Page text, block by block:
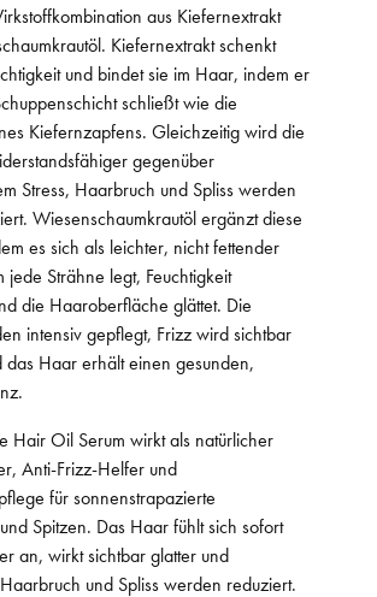
aus Kiefernextrakt
Kiefernextrakt schenkt
und bindet sie im Haar, indem er
schließt wie die
Kiefernzapfens. Gleichzeitig wird die
gegenüber
Stress, Haarbruch und Spliss werden
Wiesenschaumkrautöl ergänzt diese
es sich als leichter, nicht fettender
jede Strähne legt, Feuchtigkeit
die Haaroberfläche glättet. Die
intensiv gepflegt, Frizz wird sichtbar
das Haar erhält einen gesunden,
Hair Oil Serum wirkt als natürlicher
Anti-Frizz-Helfer und
für sonnenstrapazierte
Spitzen. Das Haar fühlt sich sofort
an, wirkt sichtbar glatter und
und Spliss werden reduziert.